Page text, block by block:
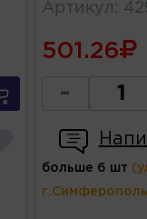
Артикул :
501.26
-
больше 6 шт